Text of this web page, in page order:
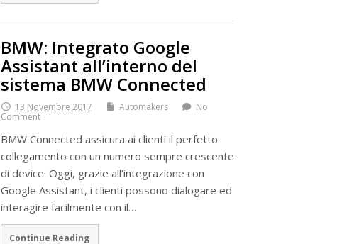
BMW: Integrato Google
Assistant all’interno del
sistema BMW Connected
13 Novembre 2017 Automakers
No
Comment
BMW Connected assicura ai clienti il perfetto
collegamento con un numero sempre crescente
di device. Oggi, grazie all’integrazione con
Google Assistant, i clienti possono dialogare ed
interagire facilmente con il…
Continue Reading